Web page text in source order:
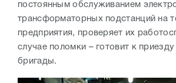
постоянным обслуживанием
трансформаторных подстанций на
предприятия, проверяет их
случае поломки – готовит к
бригады.